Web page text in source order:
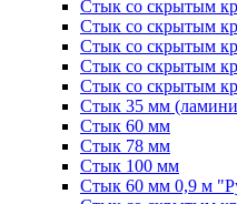
Стык со скрытым
Стык со скрытым
Стык со скрытым
Стык со скрытым
Стык со скрытым
Стык 35 мм
Стык 60 мм
Стык 78 мм
Стык 100 мм
Стык 60 мм 0,9 м